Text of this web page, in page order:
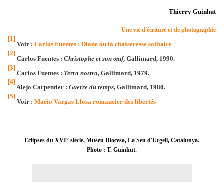
Thierry Guinhut
Une vie d'écriture et de photographie
[1]
Voir : Carlos Fuentes : Diane ou la chasseresse solitaire
[2]
Carlos Fuentes : Christophe et son œuf, Gallimard, 1990.
[3]
Carlos Fuentes : Terra nostra, Gallimard, 1979.
[4]
Alejo Carpentier : Guerre du temps, Gallimard, 1980.
[5]
Voir : Mario Vargas Llosa romancier des libertés
Eclipses du XVI° siècle, Museu Diocesa, La Seu d'Urgell, Catalunya.
Photo : T. Guinhut.